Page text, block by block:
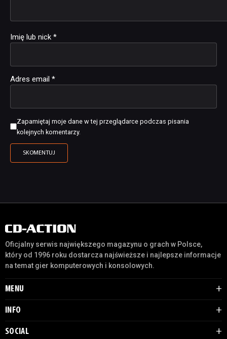
Imię lub nick *
Adres email *
Zapamiętaj moje dane w tej przeglądarce podczas pisania
kolejnych komentarzy.
Oficjalny serwis największego magazynu o grach w Polsce,
który od 1996 roku dostarcza najświeższe i najlepsze informacje
na temat gier komputerowych i konsolowych.
MENU
INFO
SOCIAL